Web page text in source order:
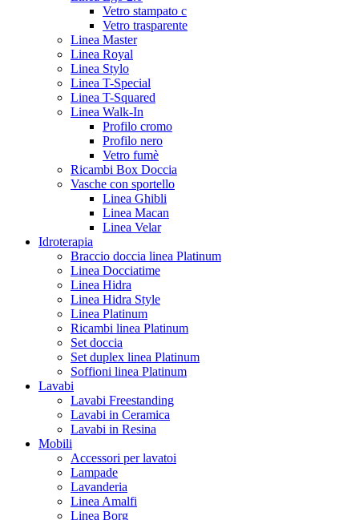
Vetro stampato c
Vetro trasparente
Linea Master
Linea Royal
Linea Stylo
Linea T-Special
Linea T-Squared
Linea Walk-In
Profilo cromo
Profilo nero
Vetro fumè
Ricambi Box Doccia
Vasche con sportello
Linea Ghibli
Linea Macan
Linea Velar
Idroterapia
Braccio doccia linea Platinum
Linea Docciatime
Linea Hidra
Linea Hidra Style
Linea Platinum
Ricambi linea Platinum
Set doccia
Set duplex linea Platinum
Soffioni linea Platinum
Lavabi
Lavabi Freestanding
Lavabi in Ceramica
Lavabi in Resina
Mobili
Accessori per lavatoi
Lampade
Lavanderia
Linea Amalfi
Linea Borg